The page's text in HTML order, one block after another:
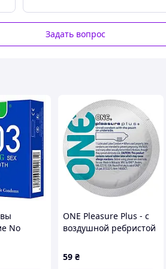
приставки PRO, добавили 2
и латексные VYTEX
VYTEXLatex. Презервативы MY с
на ощупь.
никаких продуктов и не содержат
превосходят стандарты и
процессом. Все продукты
устройствам 93/42 / EEC.
Задать вопрос
No
ONE Pleasure Plus - с
воздушной ребристой
59 ₴